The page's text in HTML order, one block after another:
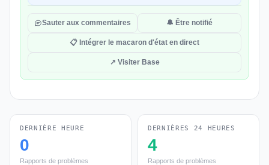
Sauter aux commentaires 🔔 Être notifié
📋 Intégrer le macaron d'état en direct
↗ Visiter Base
DERNIÈRE HEURE
0
Rapports de problèmes
DERNIÈRES 24 HEURES
4
Rapports de problèmes